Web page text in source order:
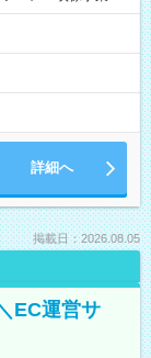
詳細へ
掲載日：2026.08.05
EC運営サ